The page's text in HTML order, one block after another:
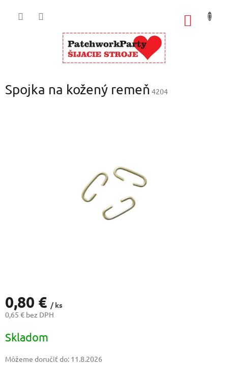
Spojka na kožený remeň 4204
0,80 € / ks
0,65 € bez DPH
cena:
Skladom
Môžeme doručiť do: 11.8.2026